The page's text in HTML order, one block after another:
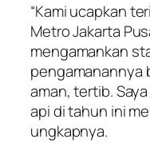
“Kami ucapkan
Metro Jakarta
mengamankan
pengamanannya
aman, tertib.
api di tahun ini
ungkapnya.